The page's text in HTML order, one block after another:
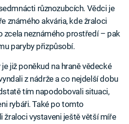
různozubcích. Vědci je
známého akvária, kde žraloci
zcela neznámého prostředí – pak
paryby přizpůsobí.
již poněkud na hraně vědecké
z nádrže a co nejdelší dobu
tím napodobovali situaci,
rybáři. Také po tomto
žraloci vystaveni ještě větší míře